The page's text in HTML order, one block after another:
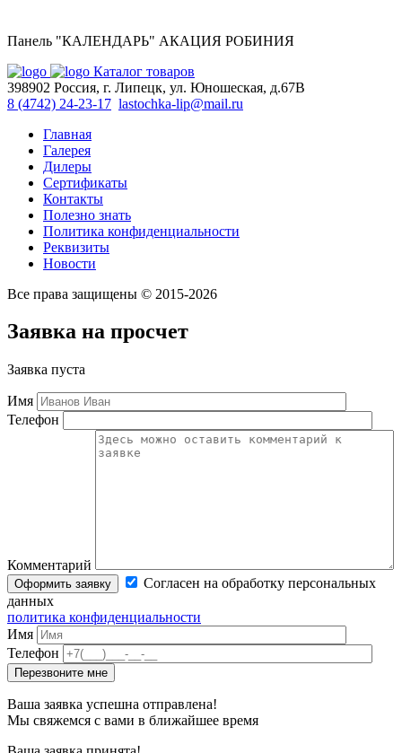
Панель "КАЛЕНДАРЬ" АКАЦИЯ РОБИНИЯ
Каталог товаров
398902 Россия, г. Липецк, ул. Юношеская, д.67В
8 (4742) 24-23-17 lastochka-lip@mail.ru
Главная
Галерея
Дилеры
Сертификаты
Контакты
Полезно знать
Политика конфиденциальности
Реквизиты
Новости
Все права защищены © 2015-2026
Заявка на просчет
Заявка пуста
Имя
Телефон
Комментарий
Согласен на обработку персональных
данных
политика конфиденциальности
Имя
Телефон
Ваша заявка успешна отправлена!
Мы свяжемся с вами в ближайшее время